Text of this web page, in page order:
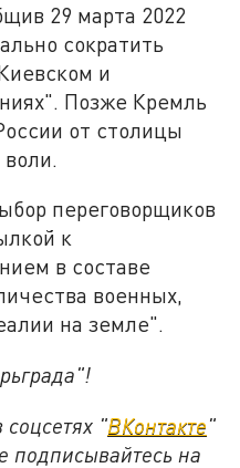
29 марта 2022
сократить
и
Позже Кремль
от столицы
переговорщиков
к
в составе
военных,
на земле".
"ВКонтакте"
подписывайтесь на